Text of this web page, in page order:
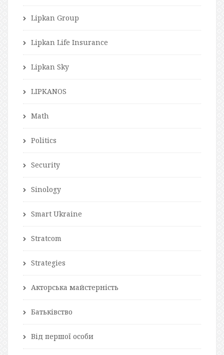
Lipkan Group
Lipkan Life Insurance
Lipkan Sky
LIPKANOS
Math
Politics
Security
Sinology
Smart Ukraine
Stratcom
Strategies
Акторська майстерність
Батьківство
Від першої особи